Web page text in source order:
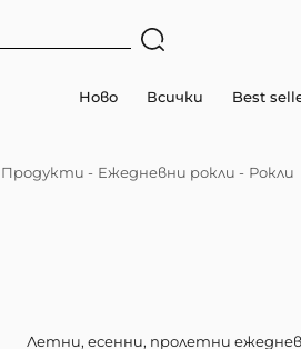
Ново Всички Best
Продукти - Ежедневни рокли - Рокли
Летни, есенни, пролетни